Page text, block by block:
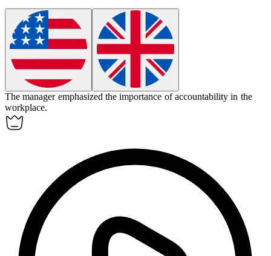
The manager emphasized the importance ofaccountability in the
workplace.